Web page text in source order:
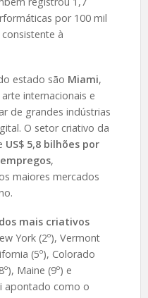
por 100 mil
à
estado são Miami,
internacionais e
de grandes indústrias
O setor criativo da
US$ 5,8 bilhões por
,
maiores mercados
mais criativos
York (2º), Vermont
(5º), Colorado
Maine (9º) e
apontado como o